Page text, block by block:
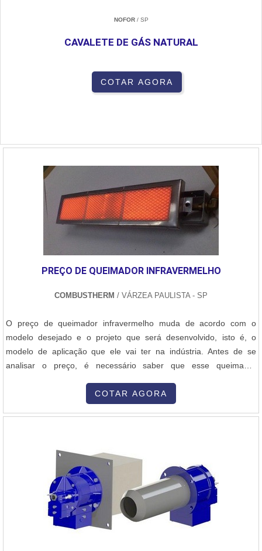
NOFOR/ SP
CAVALETE DE GÁS NATURAL
COTAR AGORA
PREÇO DE QUEIMADOR INFRAVERMELHO
COMBUSTHERM / VÁRZEA PAULISTA - SP
O preço de queimador infravermelho muda de acordo com o
modelo desejado e o projeto que será desenvolvido, isto é, o
modelo de aplicação que ele vai ter na indústria. Antes de se
analisar o preço, é necessário saber que esse queimador
combustão funcione corretamente e forneça o calor necessário
COTAR AGORA